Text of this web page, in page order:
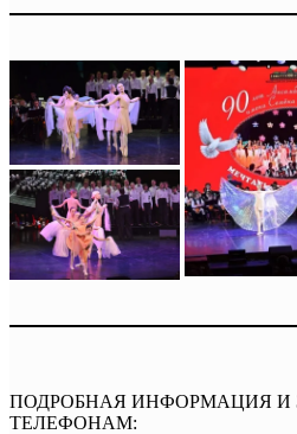
ПОДРОБНАЯ ИНФОРМАЦИЯ И
ТЕЛЕФОНАМ: